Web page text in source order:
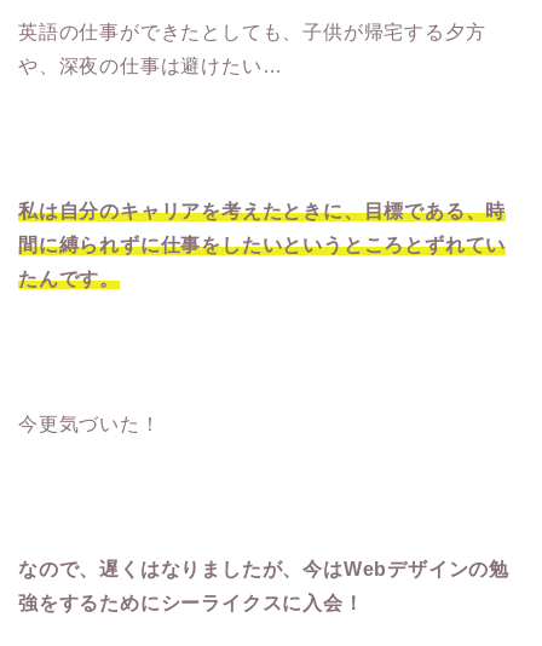
英語の仕事ができたとしても、子供が帰宅する夕方
や、深夜の仕事は避けたい…
私は自分のキャリアを考えたときに、目標である、時
間に縛られずに仕事をしたいというところとずれてい
たんです。
今更気づいた！
なので、遅くはなりましたが、今はWebデザインの勉
強をするためにシーライクスに入会！